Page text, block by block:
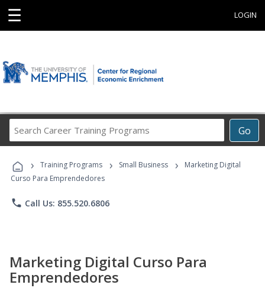
☰ LOGIN
Go
Career
Programs
› Training Programs › Small Business ›
Marketing Digital
Curso Para Emprendedores
phone Call Us: 855.520.6806
Marketing Digital Curso Para
Emprendedores